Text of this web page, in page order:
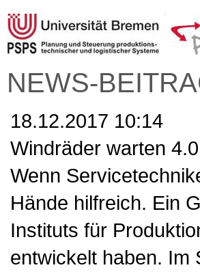
NEWS-
18.12.2017 10:14
Windräder warten
Wenn
Hände hilfreich. Ein
Instituts für
entwickelt haben. Im